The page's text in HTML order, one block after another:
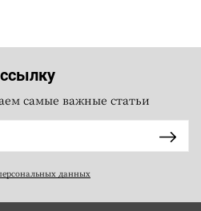
самые важные статьи
данных